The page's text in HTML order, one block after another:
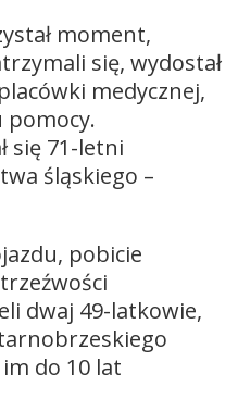
moment,
się, wydostał
medycznej,
się 71-letni
śląskiego –
pobicie
dwaj 49-latkowie,
do 10 lat